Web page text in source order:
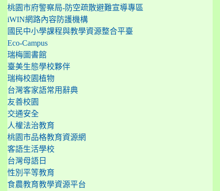
桃園市府警察局-防空疏散避難宣導專區
iWIN網路內容防護機構
國民中小學課程與教學資源整合平臺
Eco-Campus
瑞梅圖書館
臺美生態學校夥伴
瑞梅校園植物
台灣客家語常用辭典
友善校園
交通安全
人權法治教育
桃園市品格教育資源網
客語生活學校
台灣母語日
性別平等教育
食農教育教學資源平台